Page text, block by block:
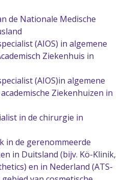
de Nationale Medische
(AIOS) in algemene
Ziekenhuis in
(AIOS)in algemene
Ziekenhuizen in
in de chirurgie in
in de gerenommeerde
in Duitsland (bijv. Kö-Klinik,
en in Nederland (ATS-